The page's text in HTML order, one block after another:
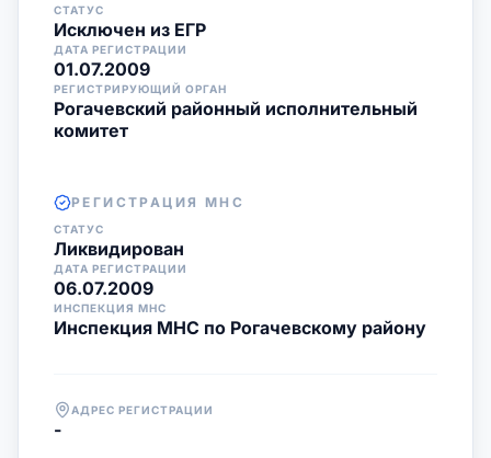
СТАТУС
Исключен из ЕГР
ДАТА РЕГИСТРАЦИИ
01.07.2009
РЕГИСТРИРУЮЩИЙ ОРГАН
Рогачевский районный исполнительный
комитет
РЕГИСТРАЦИЯ МНС
СТАТУС
Ликвидирован
ДАТА РЕГИСТРАЦИИ
06.07.2009
ИНСПЕКЦИЯ МНС
Инспекция МНС по Рогачевскому району
АДРЕС РЕГИСТРАЦИИ
-